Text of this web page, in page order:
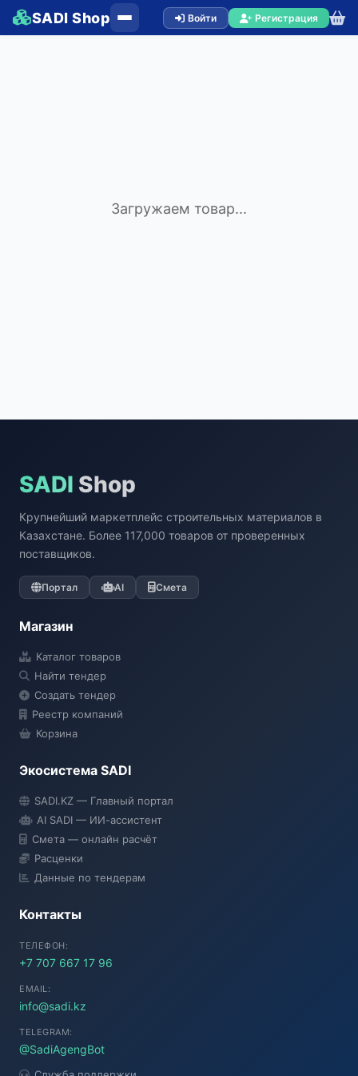
SADI Shop Войти Регистрация
Загружаем товар...
SADI Shop
Крупнейший маркетплейс строительных материалов в
Казахстане. Более 117,000 товаров от проверенных
поставщиков.
Портал AI Смета
Магазин
Каталог товаров
Найти тендер
Создать тендер
Реестр компаний
Корзина
Экосистема SADI
SADI.KZ — Главный портал
AI SADI — ИИ-ассистент
Смета — онлайн расчёт
Расценки
Данные по тендерам
Контакты
ТЕЛЕФОН:
+7 707 667 17 96
EMAIL:
info@sadi.kz
TELEGRAM:
@SadiAgengBot
● Подключение...